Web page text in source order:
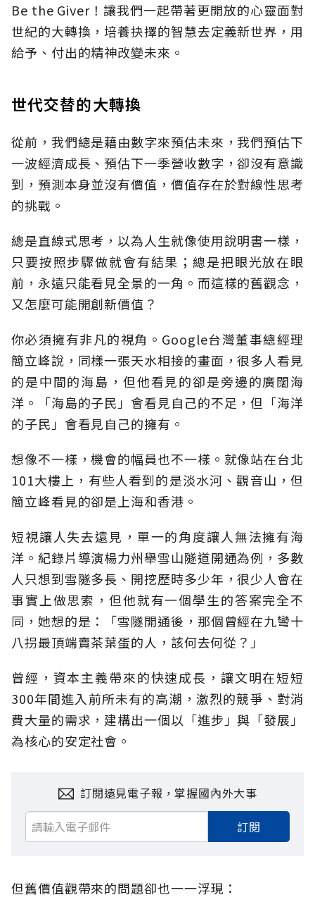
Be the Giver！讓我們一起帶著更開放的心靈面對
世紀的大轉換，培養抉擇的智慧去定義新世界，用
給予、付出的精神改變未來。
世代交替的大轉換
從前，我們總是藉由數字來預估未來，我們預估下
一波經濟成長、預估下一季營收數字，卻沒有意識
到，預測本身並沒有價值，價值存在於對線性思考
的挑戰。
總是直線式思考，以為人生就像使用說明書一樣，
只要按照步驟做就會有結果；總是把眼光放在眼
前，永遠只能看見全景的一角。而這樣的舊觀念，
又怎麼可能開創新價值？
你必須擁有非凡的視角。Google台灣董事總經理
簡立峰說，同樣一張天水相接的畫面，很多人看見
的是中間的海島，但他看見的卻是旁邊的廣闊海
洋。「海島的子民」會看見自己的不足，但「海洋
的子民」會看見自己的擁有。
想像不一樣，機會的幅員也不一樣。就像站在台北
101大樓上，有些人看到的是淡水河、觀音山，但
簡立峰看見的卻是上海和香港。
短視讓人失去遠見，單一的角度讓人無法擁有海
洋。紀錄片導演楊力州舉雪山隧道開通為例，多數
人只想到雪隧多長、開挖歷時多少年，很少人會在
事實上做思索，但他就有一個學生的答案完全不
同，她想的是：「雪隧開通後，那個曾經在九彎十
八拐最頂端賣茶葉蛋的人，該何去何從？」
曾經，資本主義帶來的快速成長，讓文明在短短
300年間進入前所未有的高潮，激烈的競爭、對消
費大量的需求，建構出一個以「進步」與「發展」
為核心的安定社會。
訂閱遠見電子報，掌握國內外大事
訂閱
但舊價值觀帶來的問題卻也一一浮現：